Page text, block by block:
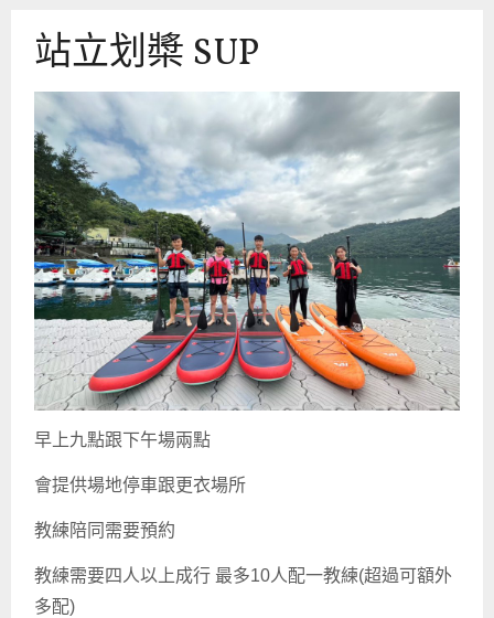
站立划槳 SUP
早上九點跟下午場兩點
會提供場地停車跟更衣場所
教練陪同需要預約
教練需要四人以上成行 最多10人配一教練(超過可額外
多配)